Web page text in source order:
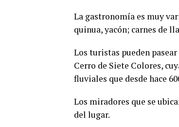
La gastronomía es muy
quinua, yacón; carnes de
Los turistas pueden
Cerro de Siete Colores,
fluviales que desde hace
Los miradores que se
del lugar.